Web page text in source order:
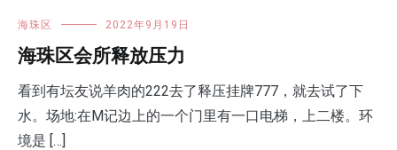
海珠区 2022年9月19日
海珠区会所释放压力
看到有坛友说羊肉的222去了释压挂牌777，就去试了下
水。场地:在M记边上的一个门里有一口电梯，上二楼。环
境是 […]